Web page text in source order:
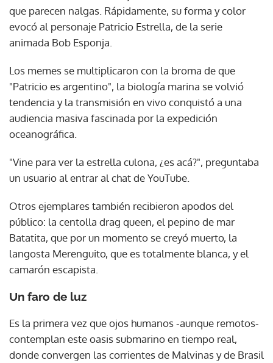
que parecen nalgas. Rápidamente, su forma y color
evocó al personaje Patricio Estrella, de la serie
animada Bob Esponja.
Los memes se multiplicaron con la broma de que
"Patricio es argentino", la biología marina se volvió
tendencia y la transmisión en vivo conquistó a una
audiencia masiva fascinada por la expedición
oceanográfica.
"Vine para ver la estrella culona, ¿es acá?", preguntaba
un usuario al entrar al chat de YouTube.
Otros ejemplares también recibieron apodos del
público: la centolla drag queen, el pepino de mar
Batatita, que por un momento se creyó muerto, la
langosta Merenguito, que es totalmente blanca, y el
camarón escapista.
Un faro de luz
Es la primera vez que ojos humanos -aunque remotos-
contemplan este oasis submarino en tiempo real,
donde convergen las corrientes de Malvinas y de Brasil